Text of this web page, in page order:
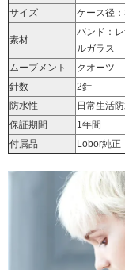
サイズ
ケース径
素材
バンド：
ルガラス
ムーブメント
クオーツ
針数
2針
防水性
日常生活防
保証期間
1年間
付属品
Lobor純正